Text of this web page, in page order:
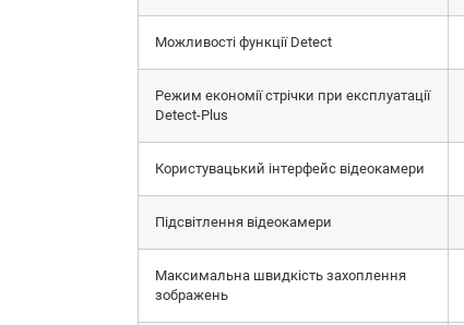
Можливості функції Detect
Режим економії стрічки при експлуатації
Detect-Plus
Користувацький інтерфейс відеокамери
Підсвітлення відеокамери
Максимальна швидкість захоплення
зображень